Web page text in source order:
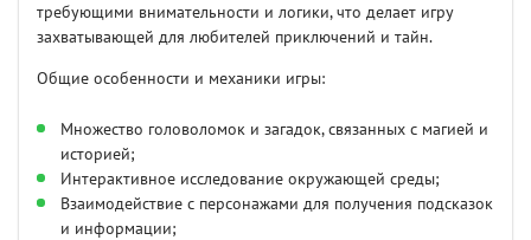
требующими внимательности и логики, что делает игру
захватывающей для любителей приключений и тайн.
Общие особенности и механики игры:
Множество головоломок и загадок, связанных с магией и
историей;
Интерактивное исследование окружающей среды;
Взаимодействие с персонажами для получения подсказок
и информации;